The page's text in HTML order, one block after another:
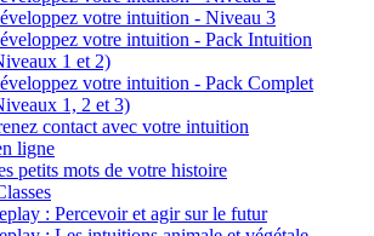
votre intuition - Niveau 3
votre intuition - Pack Intuition
1 et 2)
votre intuition - Pack Complet
1, 2 et 3)
contact avec votre intuition
ligne
petits mots de votre histoire
: Percevoir et agir sur le futur